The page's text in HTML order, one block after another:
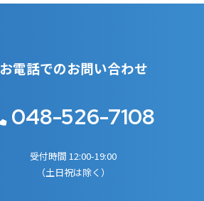
お電話でのお問い合わせ
048-526-7108
受付時間 12:00-19:00
（土日祝は除く）